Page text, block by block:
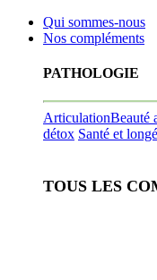
Qui sommes-nous
Nos compléments
PATHOLOGIE
ArticulationBeauté
détox Santé et
TOUS LES